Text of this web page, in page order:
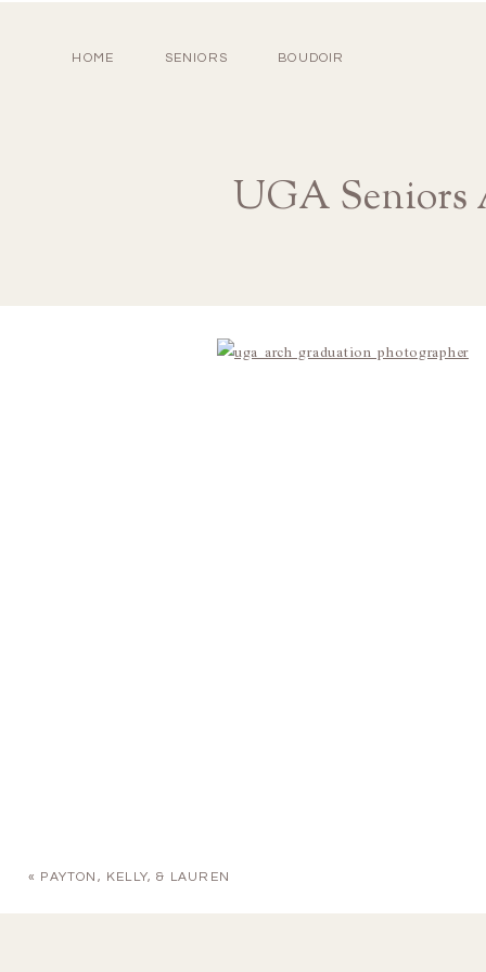
HOME SENIORS BOUDOIR
UGA Seniors
« PAYTON, KELLY, & LAUREN